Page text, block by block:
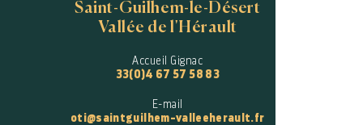
Saint-Guilhem-le-Désert
Vallée de l'Hérault
Accueil Gignac
33(0)4 67 57 58 83
E-mail
oti@saintguilhem-valleeherault.fr